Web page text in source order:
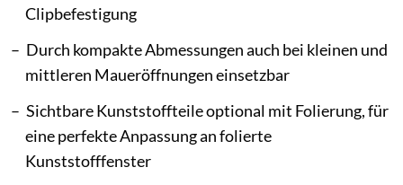
Clipbefestigung
Durch kompakte Abmessungen auch bei kleinen und
mittleren Maueröffnungen einsetzbar
Sichtbare Kunststoffteile optional mit Folierung, für
eine perfekte Anpassung an folierte
Kunststofffenster